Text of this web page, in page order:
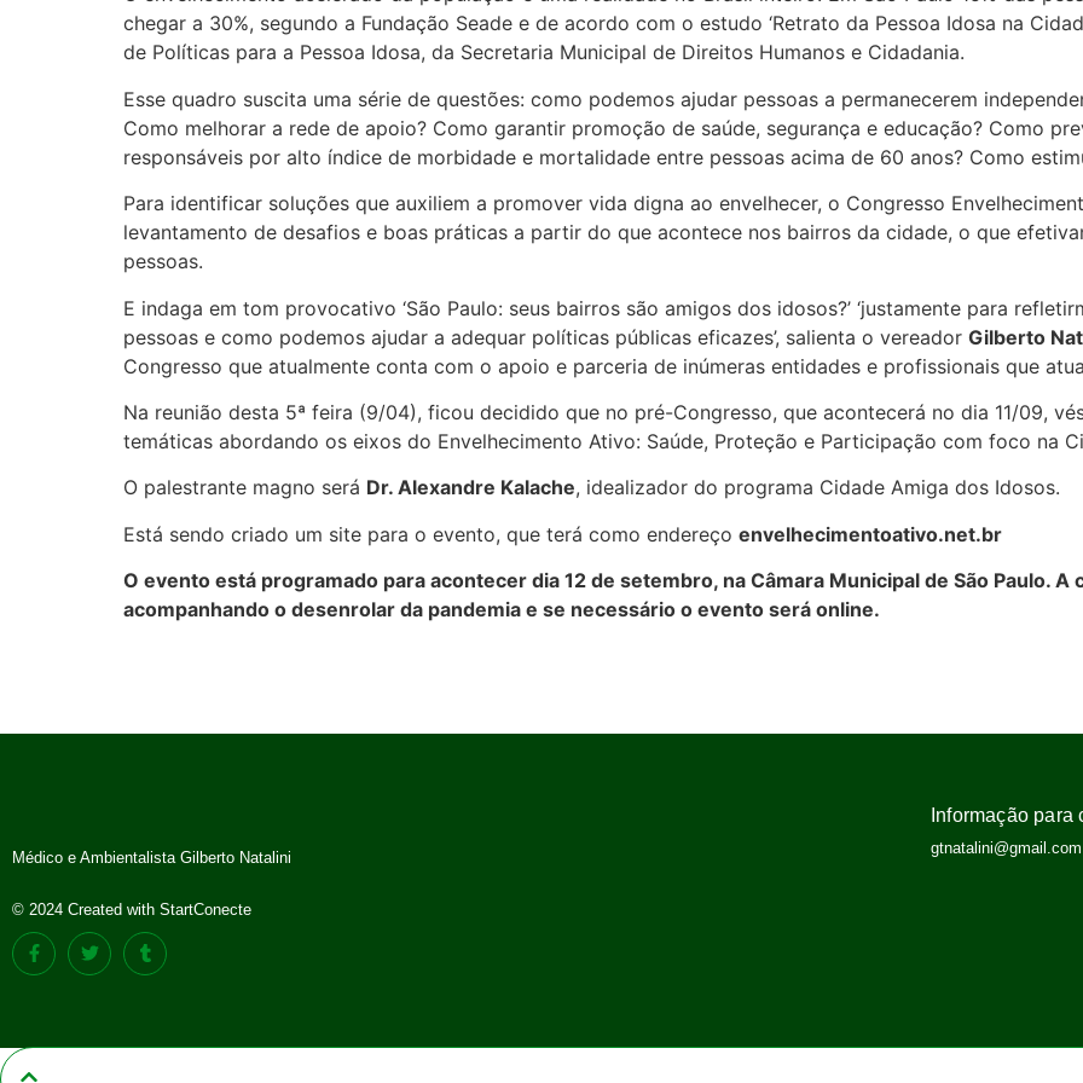
chegar a 30%, segundo a Fundação Seade e de acordo com o estudo ‘Retrato da Pessoa Idosa na
de Políticas para a Pessoa Idosa, da Secretaria Municipal de Direitos Humanos e Cidadania.
Esse quadro suscita uma série de questões: como podemos ajudar pessoas a permanecerem
Como melhorar a rede de apoio? Como garantir promoção de saúde, segurança e educação? Como
responsáveis por alto índice de morbidade e mortalidade entre pessoas acima de 60 anos? Como
Para identificar soluções que auxiliem a promover vida digna ao envelhecer, o Congresso
levantamento de desafios e boas práticas a partir do que acontece nos bairros da cidade, o que
pessoas.
E indaga em tom provocativo ‘São Paulo: seus bairros são amigos dos idosos?’ ‘justamente para
pessoas e como podemos ajudar a adequar políticas públicas eficazes’, salienta o vereador Gilberto
Congresso que atualmente conta com o apoio e parceria de inúmeras entidades e profissionais que
Na reunião desta 5ª feira (9/04), ficou decidido que no pré-Congresso, que acontecerá no dia 11/09,
temáticas abordando os eixos do Envelhecimento Ativo: Saúde, Proteção e Participação com foco na
O palestrante magno será Dr. Alexandre Kalache, idealizador do programa Cidade Amiga dos Idosos.
Está sendo criado um site para o evento, que terá como endereço envelhecimentoativo.net.br
O evento está programado para acontecer dia 12 de setembro, na Câmara Municipal de São Paulo.
acompanhando o desenrolar da pandemia e se necessário o evento será online.
Médico e Ambientalista Gilberto Natalini
© 2024 Created with StartConecte
Informação para
gtnatalini@gmail.com